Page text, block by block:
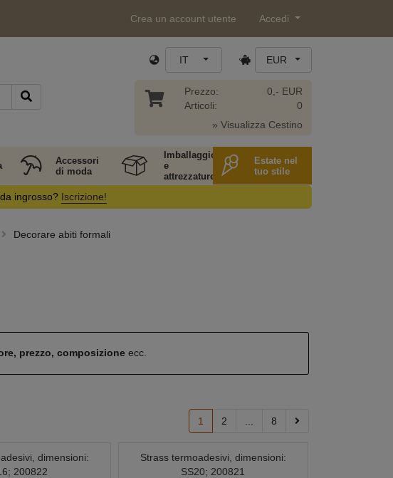
Crea un account utente Accedi
IT EUR
Prezzo:
Articoli:
0,- EUR
0
» Visualizza Cestino
Accessori
di moda
Imballaggio
e
attrezzature
Estate nel
tuo stile
ingrosso? Iscrizione!
Decorare abiti formali
prezzo, composizioneecc.
1 2 8
dimensioni:
200822
Strass termoadesivi, dimensioni:
SS20; 200821